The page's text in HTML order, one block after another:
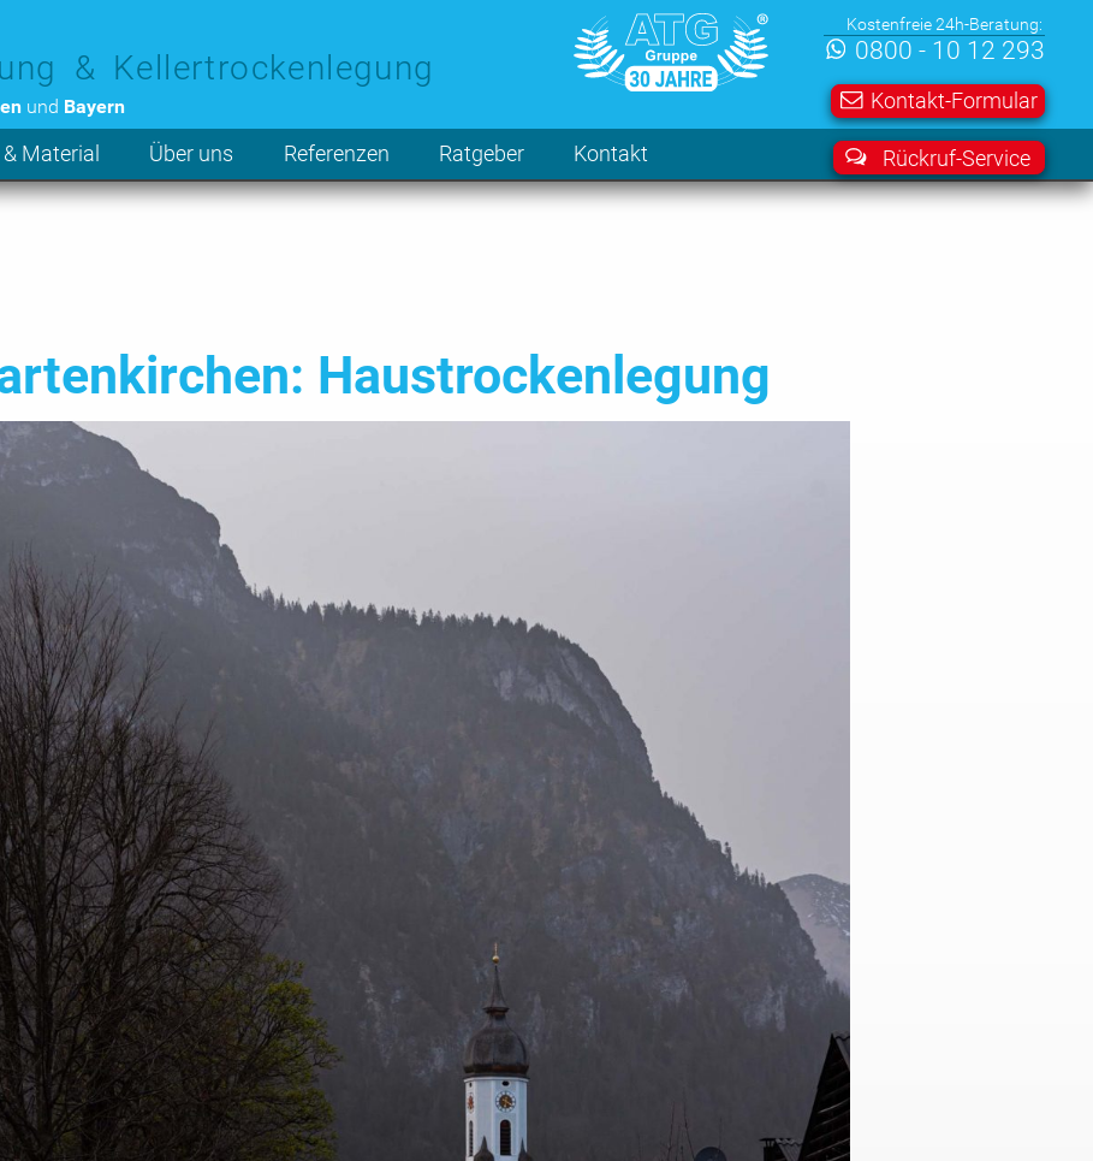
& Kellertrockenlegung
und Bayern
Kostenfreie 24h-Beratung:
0800 - 10 12 293
Kontakt-Formular
Material Über uns Referenzen Ratgeber Kontakt Rückruf-Service
Haustrockenlegung